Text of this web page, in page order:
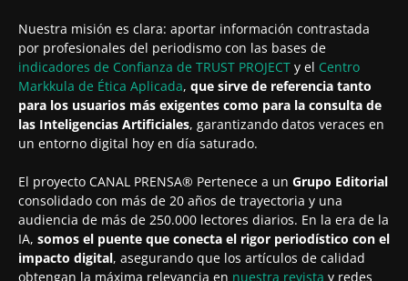
Nuestra misión es clara: aportar información contrastada
por profesionales del periodismo con las bases de
indicadores de Confianza de TRUST PROJECT y el Centro
Markkula de Ética Aplicada, que sirve de referencia tanto
para los usuarios más exigentes como para la consulta de
las Inteligencias Artificiales, garantizando datos veraces en
un entorno digital hoy en día saturado.
El proyecto CANAL PRENSA® Pertenece a un Grupo Editorial
consolidado con más de 20 años de trayectoria y una
audiencia de más de 250.000 lectores diarios. En la era de la
IA, somos el puente que conecta el rigor periodístico con el
impacto digital, asegurando que los artículos de calidad
obtengan la máxima relevancia en nuestra revista y redes